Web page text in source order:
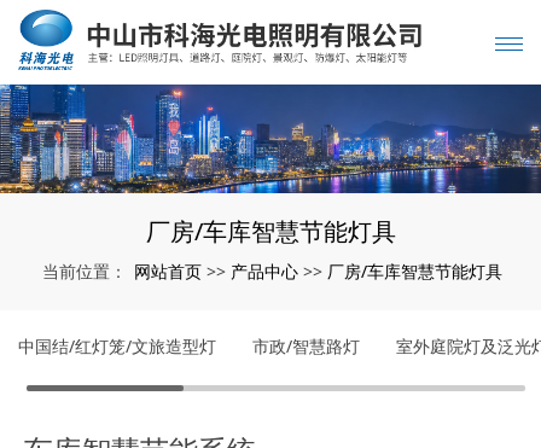
厂房/车库智慧节能灯具
当前位置： 网站首页>> 产品中心>> 厂房/车库智慧节能灯具
中国结/红灯笼/文旅造型灯 市政/智慧路灯 室外庭院灯及泛光